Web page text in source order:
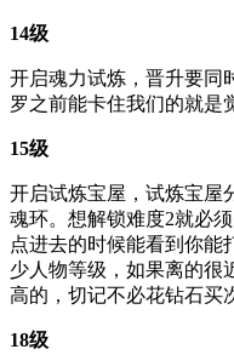
14级
开启魂力试炼，晋升要同
罗之前能卡住我们的就是
15级
开启试炼宝屋，试炼宝屋
魂环。想解锁难度2就必
点进去的时候能看到你能
少人物等级，如果离的很
高的，切记不必花钻石买
18级